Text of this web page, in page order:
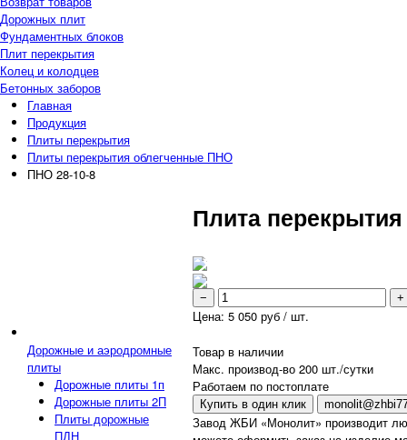
Дорожных плит
Фундаментных блоков
Плит перекрытия
Колец и колодцев
Бетонных заборов
Главная
Продукция
Плиты перекрытия
Плиты перекрытия облегченные ПНО
ПНО 28-10-8
Дорожные и аэродромные
плиты
Дорожные плиты 1п
Дорожные плиты 2П
Плиты дорожные
ПДН
Плита
− +
Цена: 5 050 руб / шт.
Товар в наличии
Макс. производ-во 200 шт./сутки
Работаем по постоплате
Купить в один клик
Завод ЖБИ «Монолит» производит